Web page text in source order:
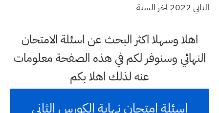
الثاني 2022 اخر السنة
اهلا وسهلا اكثر البحث عن اسئلة الامتحان
النهائي وسنوفر لكم في هذه الصفحة معلومات
عنه لذلك اهلا بكم
اسئلة امتحان نهاية الكورس الثاني